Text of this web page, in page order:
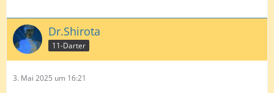
Dr.Shirota
11-Darter
3. Mai 2025 um 16:21